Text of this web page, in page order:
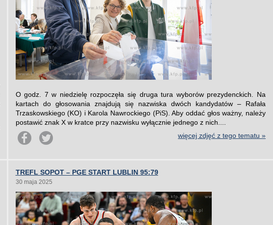
O godz. 7 w niedzielę rozpoczęła się druga tura wyborów prezydenckich. Na
kartach do głosowania znajdują się nazwiska dwóch kandydatów – Rafała
Trzaskowskiego (KO) i Karola Nawrockiego (PiS). Aby oddać głos ważny, należy
postawić znak X w kratce przy nazwisku wyłącznie jednego z nich....
więcej zdjęć z tego tematu »
TREFL SOPOT – PGE START LUBLIN 95:79
30 maja 2025